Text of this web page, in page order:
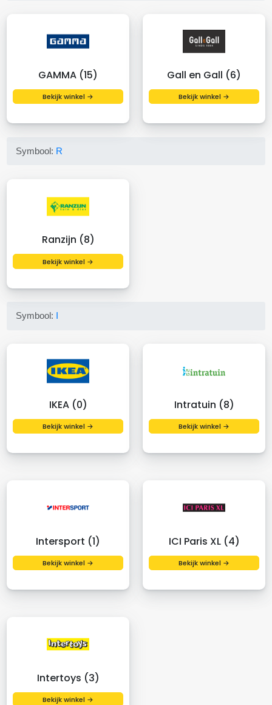
GAMMA (15)
Bekijk winkel →
Gall en Gall (6)
Bekijk winkel →
Symbool: R
Ranzijn (8)
Bekijk winkel →
Symbool: I
IKEA (0)
Bekijk winkel →
Intratuin (8)
Bekijk winkel →
Intersport (1)
Bekijk winkel →
ICI Paris XL (4)
Bekijk winkel →
Intertoys (3)
Bekijk winkel →